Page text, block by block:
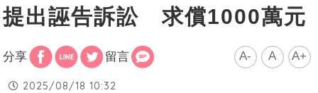
提出誣告訴訟 求償1000萬元
分享 留言 A- A A+
2025/08/18 10:32